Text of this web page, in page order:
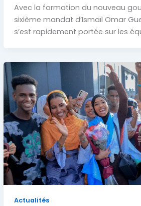
Avec la formation du nouveau
sixième mandat d’Ismaïl Omar
s’est rapidement portée sur les
Actualités